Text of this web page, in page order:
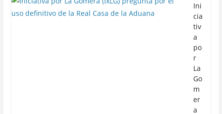
Ini
cia
tiv
a
po
r
La
Go
m
er
a